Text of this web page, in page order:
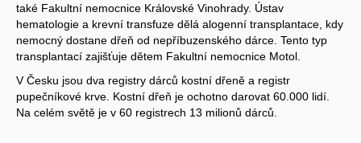
také Fakultní nemocnice Královské Vinohrady. Ústav
hematologie a krevní transfuze dělá alogenní transplantace, kdy
nemocný dostane dřeň od nepříbuzenského dárce. Tento typ
transplantací zajišťuje dětem Fakultní nemocnice Motol.
V Česku jsou dva registry dárců kostní dřeně a registr
pupečníkové krve. Kostní dřeň je ochotno darovat 60.000 lidí.
Na celém světě je v 60 registrech 13 milionů dárců.